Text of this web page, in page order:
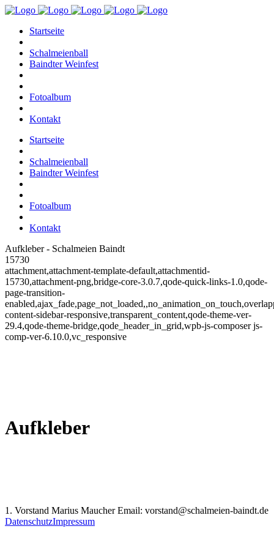
Startseite
Schalmeienball
Baindter Weinfest
Fotoalbum
Kontakt
Startseite
Schalmeienball
Baindter Weinfest
Fotoalbum
Kontakt
Aufkleber - Schalmeien Baindt
15730
attachment,attachment-template-default,attachmentid-
15730,attachment-png,bridge-core-3.0.7,qode-quick-links-1.0,qode-
page-transition-
content-sidebar-responsive,transparent_content,qode-theme-ver-
29.4,qode-theme-bridge,qode_header_in_grid,wpb-js-composer js-
comp-ver-6.10.0,vc_responsive
Aufkleber
1. Vorstand Marius Maucher Email: vorstand@schalmeien-baindt.de
DatenschutzImpressum